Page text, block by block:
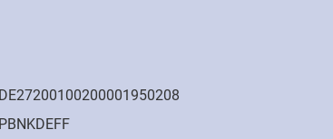
DE27200100200001950208
PBNKDEFF